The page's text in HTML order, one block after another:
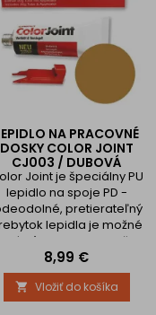
NA PRACOVNÉ
DOSKY COLOR JOINT
CJ003 / DUBOVÁ
Joint je špeciálny PU
lepidlo na spoje PD -
pretierateľný.
lepidla je možné
suchou handričkou
(bez chĺpkov), v prípade
štruktúry sa odporúča
použiť ACETÓN. Na tube je
vyrazené dátum výroby -
Cena
8,99 €
 Vložiť do košíka